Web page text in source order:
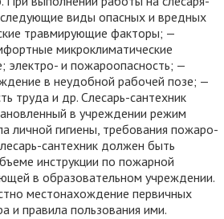
виды опасных и вредных
травмирующие факторы; —
микроклиматические
электро- и пожароопасность; —
в неудобной рабочей позе; —
труда и др. Слесарь-сантехник
в учреждении режим
личной гигиены, требования пожаро-
сантехник должен быть
инструкции по пожарной
в образовательном учреждении.
местонахождение первичных
и правила пользования ими.